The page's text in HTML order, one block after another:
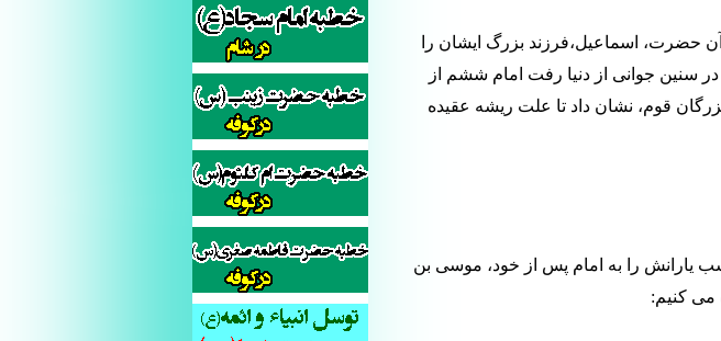
حضرت، اسماعیل،فرزند بزرگ ایشان را
در سنین جوانی از دنیا رفت امام ششم از
قوم، نشان داد تا علت ریشه عقیده
یارانش را به امام پس از خود، موسی بن
می کنیم: